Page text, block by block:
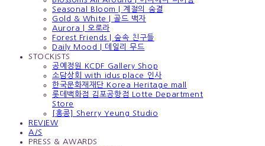
Seasonal Bloom | 계절의 숨결
Gold & White | 골드 백자
Aurora | 오로라
Forest Friends | 숲속 친구들
Daily Mood | 데일리 무드
STOCKISTS
공예정원 KCDF Gallery Shop
소담상회 with idus place 인사
한국문화재재단 Korea Heritage mall
롯데백화점 김포공항점 Lotte Department
Store
[홍콩] Sherry Yeung Studio
REVIEW
A/S
PRESS & AWARDS